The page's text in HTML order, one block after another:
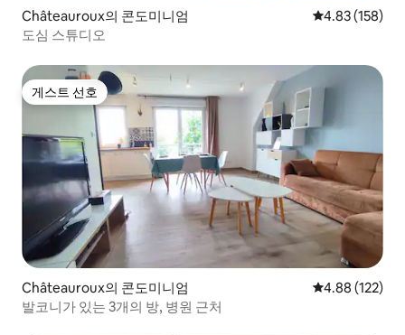
Châteauroux의 콘도미니엄 평점 4.83점(5
4.83 (158)
도심 스튜디오
게스트 선호
게스트 선호
Châteauroux의 콘도미니엄 평점 4.88점(5
4.88 (122)
발코니가 있는 3개의 방, 병원 근처